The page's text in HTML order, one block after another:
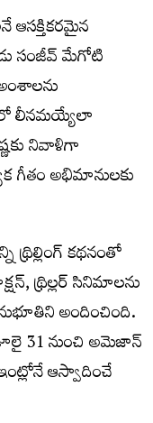
ఆసక్తికరమైన
సంజీవ్ మేగోటి
లీనమయ్యేలా
నివాళిగా
గీతం అభిమానులకు
థ్రిల్లింగ్ కథనంతో
థ్రిల్లర్ సినిమాలను
అందించింది.
31 నుంచి అమెజాన్
ఆస్వాదించే